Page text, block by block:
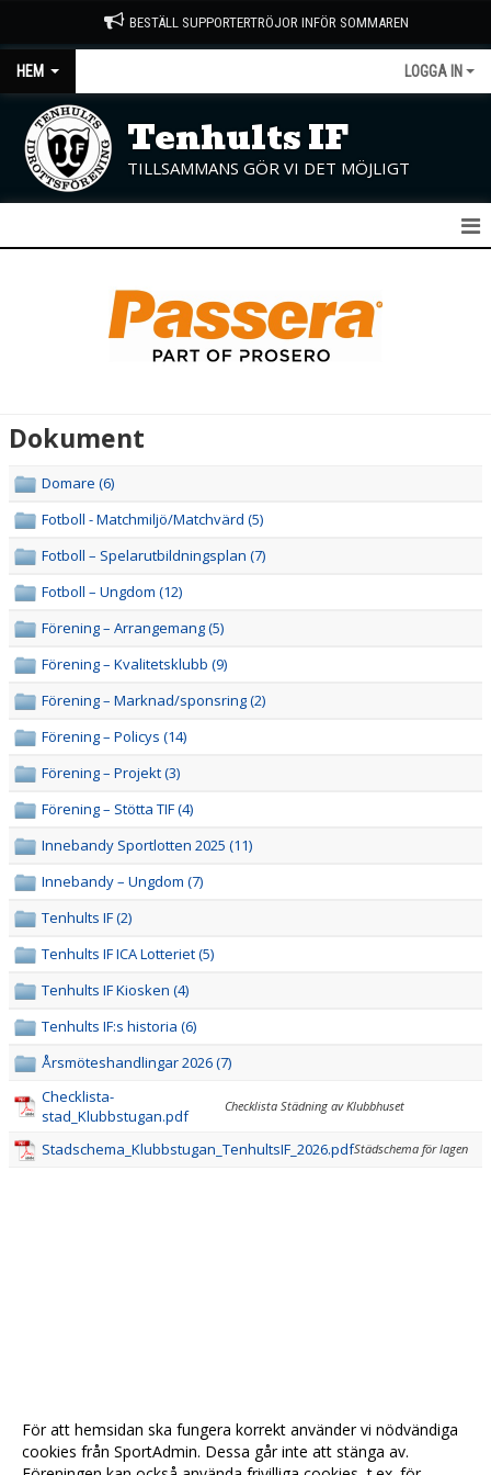
BESTÄLL SUPPORTERTRÖJOR INFÖR SOMMAREN
HEM LOGGA IN
Tenhults IF
TILLSAMMANS GÖR VI DET MÖJLIGT
DOKUMENT
VÅRA LAG/TRÄNARE
AVGIFTER
SPONSORER
Dokument
Domare (6)
Fotboll - Matchmiljö/Matchvärd (5)
Fotboll – Spelarutbildningsplan (7)
Fotboll – Ungdom (12)
Förening – Arrangemang (5)
Förening – Kvalitetsklubb (9)
Förening – Marknad/sponsring (2)
Förening – Policys (14)
Förening – Projekt (3)
Förening – Stötta TIF (4)
Innebandy Sportlotten 2025 (11)
Innebandy – Ungdom (7)
Tenhults IF (2)
Tenhults IF ICA Lotteriet (5)
Tenhults IF Kiosken (4)
Tenhults IF:s historia (6)
Årsmöteshandlingar 2026 (7)
Checklista-
stad_Klubbstugan.pdf
Checklista Städning av Klubbhuset
Stadschema_Klubbstugan_TenhultsIF_2026.pdfStädschema för lagen
För att hemsidan ska fungera korrekt använder vi nödvändiga
cookies från SportAdmin. Dessa går inte att stänga av.